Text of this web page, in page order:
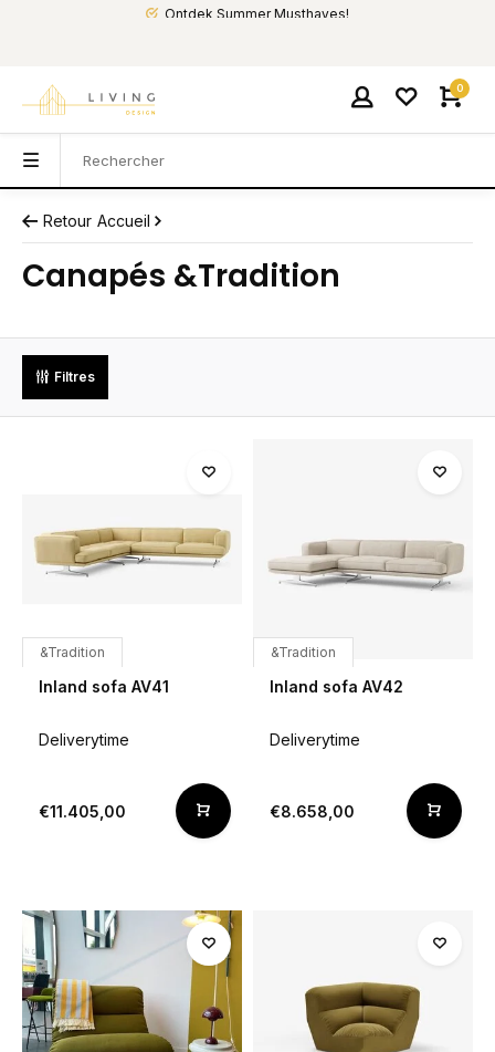
Ontdek Summer Musthaves!
0
Retour Accueil
Canapés &Tradition
Filtres
&Tradition
Inland sofa AV41
Deliverytime
€11.405,00
&Tradition
Inland sofa AV42
Deliverytime
€8.658,00